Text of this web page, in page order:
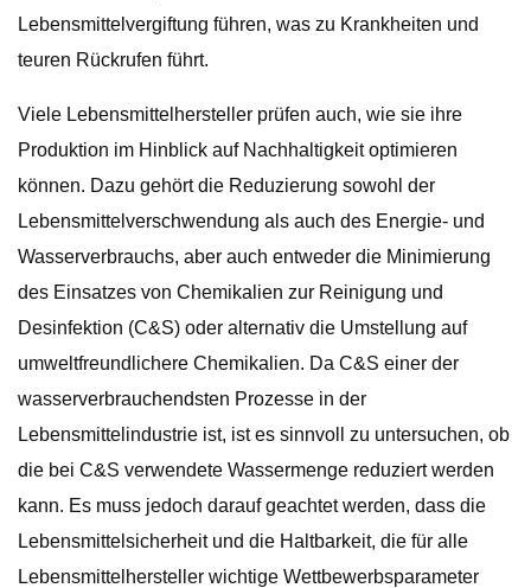
Lebensmittelvergiftung führen, was zu Krankheiten und
teuren Rückrufen führt.
Viele Lebensmittelhersteller prüfen auch, wie sie ihre
Produktion im Hinblick auf Nachhaltigkeit optimieren
können. Dazu gehört die Reduzierung sowohl der
Lebensmittelverschwendung als auch des Energie- und
Wasserverbrauchs, aber auch entweder die Minimierung
des Einsatzes von Chemikalien zur Reinigung und
Desinfektion (C&S) oder alternativ die Umstellung auf
umweltfreundlichere Chemikalien. Da C&S einer der
wasserverbrauchendsten Prozesse in der
Lebensmittelindustrie ist, ist es sinnvoll zu untersuchen, ob
die bei C&S verwendete Wassermenge reduziert werden
kann. Es muss jedoch darauf geachtet werden, dass die
Lebensmittelsicherheit und die Haltbarkeit, die für alle
Lebensmittelhersteller wichtige Wettbewerbsparameter